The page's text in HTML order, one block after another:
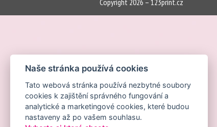
Copyright 2026 – 123print.cz
Naše stránka používá cookies
Tato webová stránka používá nezbytné soubory
cookies k zajištění správného fungování a
analytické a marketingové cookies, které budou
nastaveny až po vašem souhlasu.